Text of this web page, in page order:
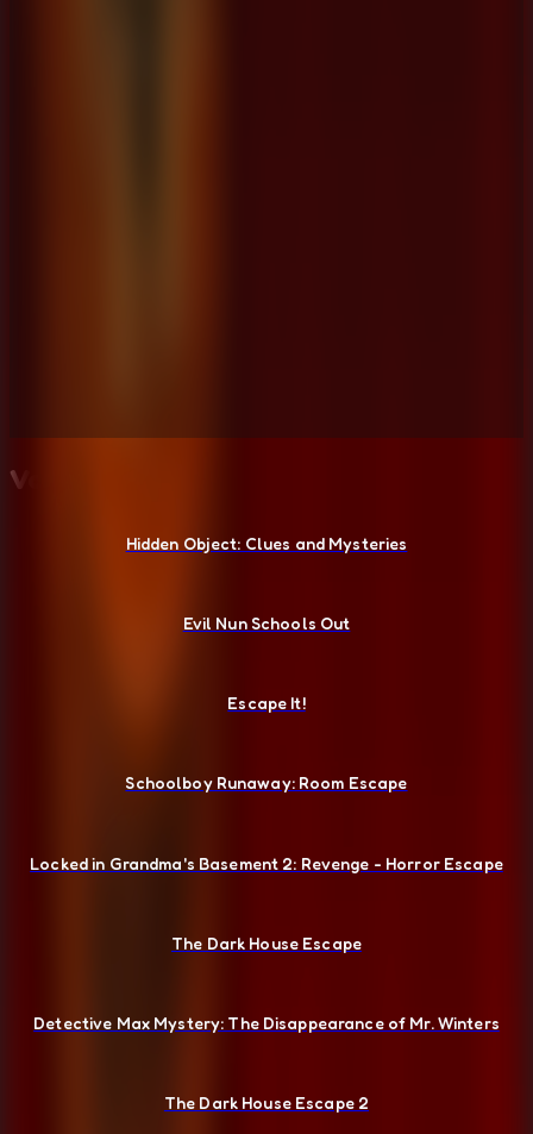
Voce Tambem Pode Gostar
Hidden Object: Clues and Mysteries
Evil Nun Schools Out
Escape It!
Schoolboy Runaway: Room Escape
Locked in Grandma's Basement 2: Revenge - Horror Escape
The Dark House Escape
Detective Max Mystery: The Disappearance of Mr. Winters
The Dark House Escape 2